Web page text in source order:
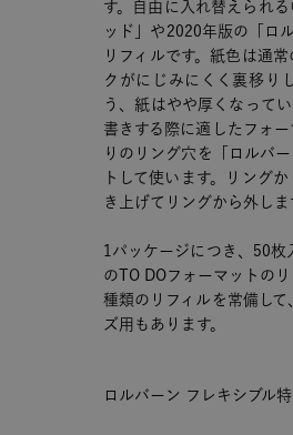
す。自由に入れ替えられ
ッド」や2020年版の「ロ
リフィルです。紙色は通
クがにじみにくく裏移り
う、紙はやや厚くなって
書きする際に適したフォ
りのリング穴を「ロルバ
トして使います。リング
き上げてリングから外しま
1パッケージにつき、50枚
のTO DOフォーマットの
種類のリフィルを常備し
ズ用もあります。
ロルバーン フレキシブル